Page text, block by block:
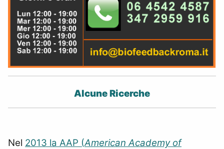
Alcune Ricerche
Nel 2013 la AAP (American Academy of